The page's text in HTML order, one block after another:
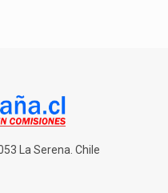
La Serena. Chile